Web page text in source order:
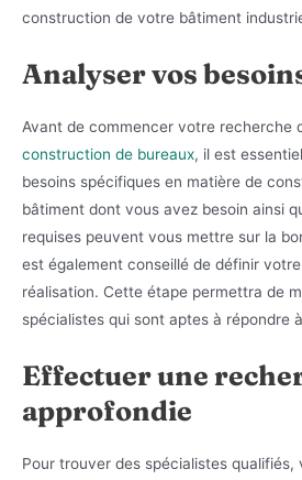
construction de votre bâtiment
Analyser vos
Avant de commencer votre recherche
construction de bureaux, il est
besoins spécifiques en matière de
bâtiment dont vous avez besoin ainsi
requises peuvent vous mettre sur la
est également conseillé de définir
réalisation. Cette étape permettra de
spécialistes qui sont aptes à répondre
Effectuer une
approfondie
Pour trouver des spécialistes qualifiés,